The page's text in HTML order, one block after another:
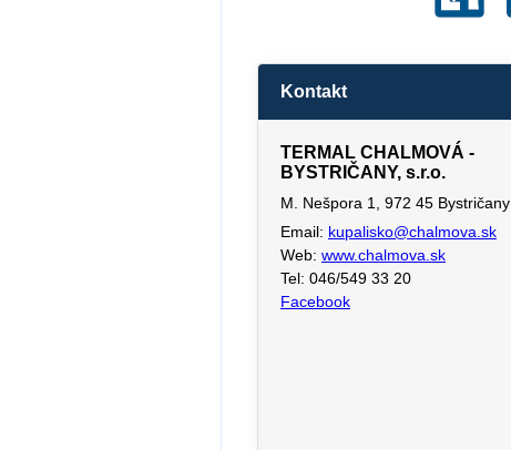
Kontakt
TERMAL CHALMOVÁ -
BYSTRIČANY, s.r.o.
M. Nešpora 1, 972 45 Bystričany
Email: kupalisko@chalmova.sk
Web: www.chalmova.sk
Tel: 046/549 33 20
Facebook